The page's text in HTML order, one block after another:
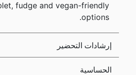
fudge and vegan-friendly
options.
إرشادات التحضير
الحساسية